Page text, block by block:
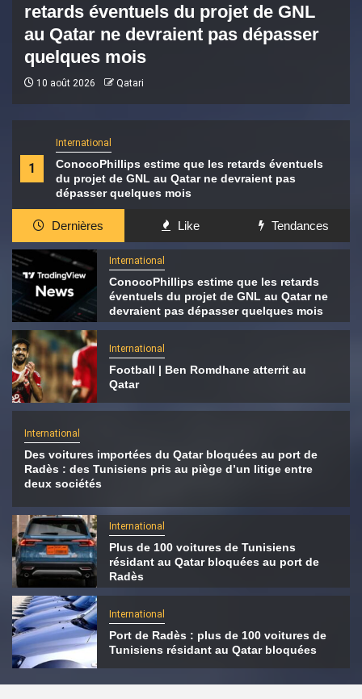
1
International
ConocoPhillips estime que les retards éventuels
du projet de GNL au Qatar ne devraient pas
dépasser quelques mois
retards éventuels du projet de GNL
au Qatar ne devraient pas dépasser
quelques mois
10 août 2026 Qatari
Dernières Like Tendances
International
ConocoPhillips estime que les retards
éventuels du projet de GNL au Qatar ne
devraient pas dépasser quelques mois
International
Football | Ben Romdhane atterrit au
Qatar
International
Des voitures importées du Qatar bloquées au port de
Radès : des Tunisiens pris au piège d’un litige entre
deux sociétés
International
Plus de 100 voitures de Tunisiens
résidant au Qatar bloquées au port de
Radès
International
Port de Radès : plus de 100 voitures de
Tunisiens résidant au Qatar bloquées